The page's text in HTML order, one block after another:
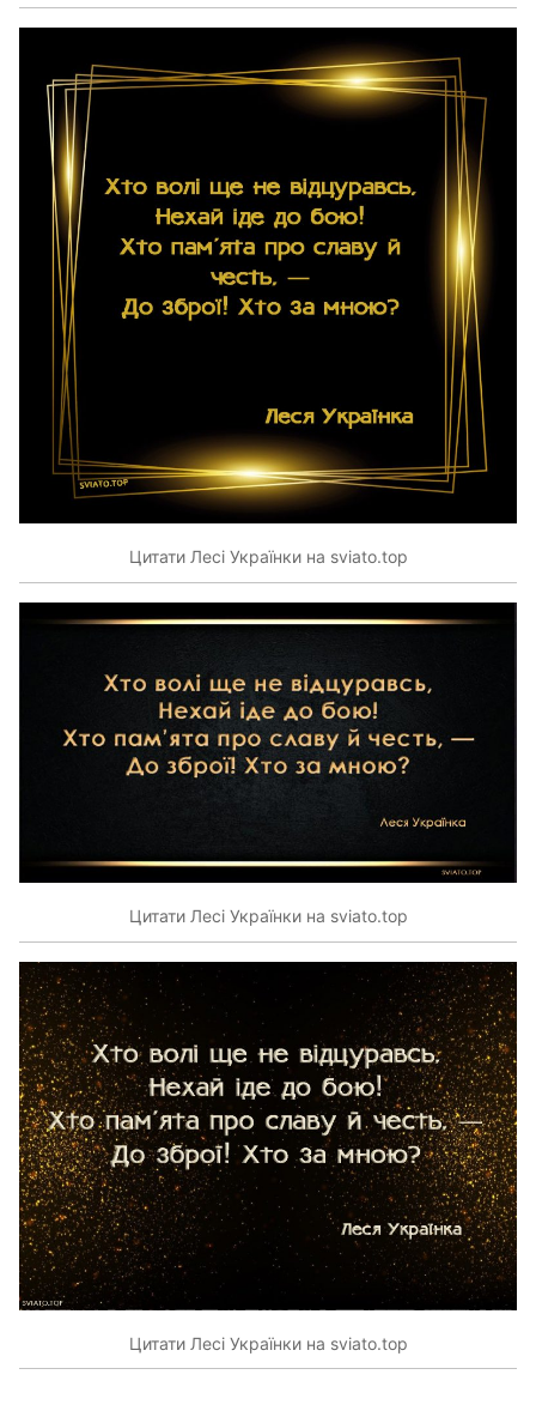
Цитати Лесі Українки на sviato.top
Цитати Лесі Українки на sviato.top
Цитати Лесі Українки на sviato.top